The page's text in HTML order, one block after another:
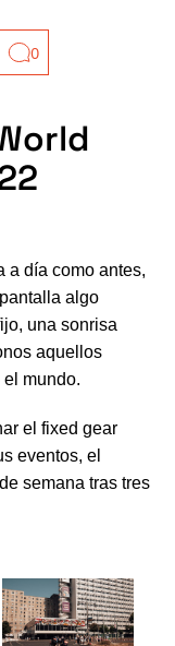
0
a día como antes,
algo
una sonrisa
aquellos
mundo.
el fixed gear
eventos, el
semana tras tres